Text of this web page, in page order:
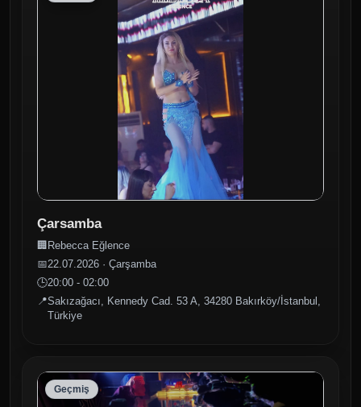
Çarsamba
🏢 Rebecca Eğlence
📅22.07.2026 · Çarşamba
🕒20:00 - 02:00
📍Sakızağacı, Kennedy Cad. 53 A, 34280 Bakırköy/İstanbul,
Türkiye
Geçmiş